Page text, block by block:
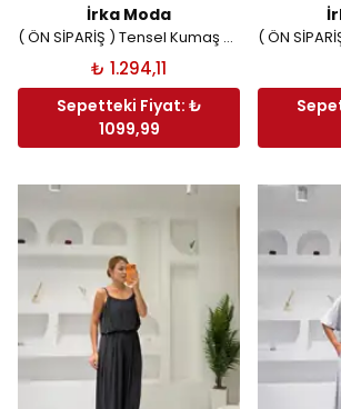
İrka Moda
( ÖN SİPARİŞ ) Tensel Kumaş Kolsuz Pantolon Takım - Lacivert
₺ 1.294,11
Sepetteki Fiyat: ₺
1099,99